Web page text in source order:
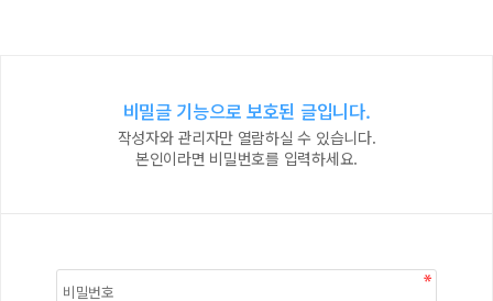
비밀글 기능으로 보호된 글입니다.
작성자와 관리자만 열람하실 수 있습니다.
본인이라면 비밀번호를 입력하세요.